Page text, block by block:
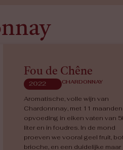
Fou de Chêne
2022 CHARDONNAY
Aromatische, volle wijn van
Chardonnnay, met 11 maanden
opvoeding in eiken vaten van
liter en in foudres. In de mond
proeven we vooral geel fruit,
brioche, en een duidelijke maar